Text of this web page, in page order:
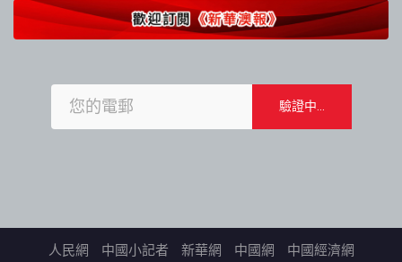
人民網 中國小記者 新華網 中國網 中國經濟網